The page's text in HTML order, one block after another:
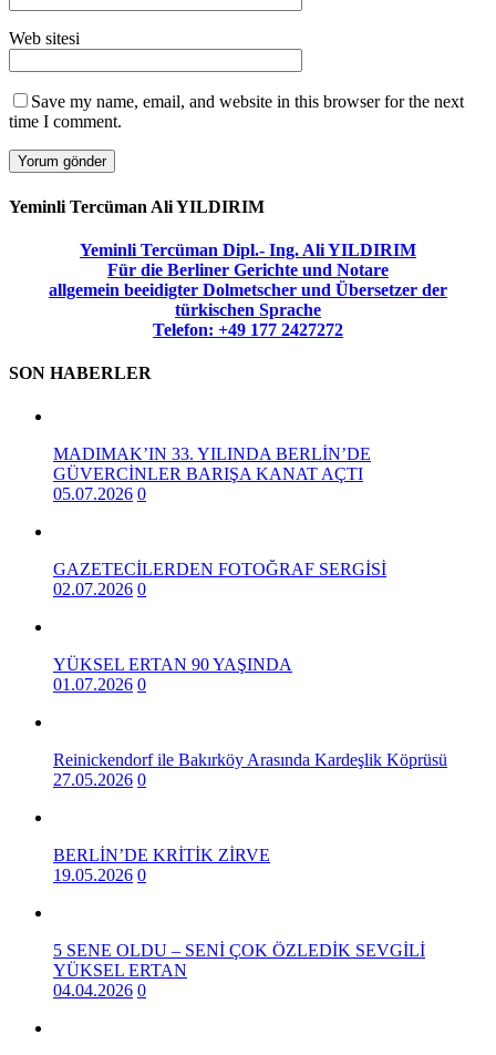
Web sitesi
Save my name, email, and website in this browser for the next
time I comment.
Yeminli Tercüman Ali YILDIRIM
Yeminli Tercüman Dipl.- Ing. Ali YILDIRIM
Für die Berliner Gerichte und Notare
allgemein beeidigter Dolmetscher und Übersetzer der
türkischen Sprache
Telefon: +49 177 2427272
SON HABERLER
MADIMAK’IN 33. YILINDA BERLİN’DE
GÜVERCİNLER BARIŞA KANAT AÇTI
05.07.2026 0
GAZETECİLERDEN FOTOĞRAF SERGİSİ
02.07.2026 0
YÜKSEL ERTAN 90 YAŞINDA
01.07.2026 0
Reinickendorf ile Bakırköy Arasında Kardeşlik Köprüsü
27.05.2026 0
BERLİN’DE KRİTİK ZİRVE
19.05.2026 0
5 SENE OLDU – SENİ ÇOK ÖZLEDİK SEVGİLİ
YÜKSEL ERTAN
04.04.2026 0